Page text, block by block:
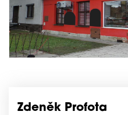
Zdeněk Profota